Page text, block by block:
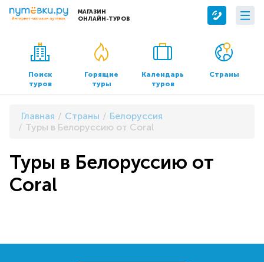
МАГАЗИН
ОНЛАЙН-ТУРОВ
Сервисы
Бронирование отелей
Трансфер
О компании
О нас
Контакты
Документы и реквизиты
Поиск
туров
Горящие
туры
Календарь
туров
Страны
Главная Страны
Белоруссия
Туры в Белоруссию от Coral
Туры в Белоруссию от
Coral